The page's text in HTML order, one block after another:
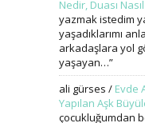
Nedir, Duası
yazmak istedim
yaşadıklarımı
arkadaşlara yol
yaşayan…”
ali gürses / Evde
Yapılan Aşk
çocukluğumdan